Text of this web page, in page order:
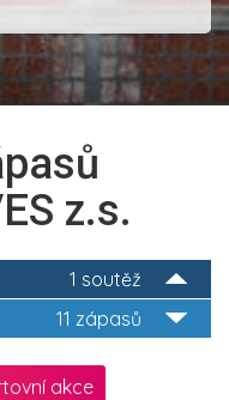
z.s.
1 soutěž
11 zápasů
akce